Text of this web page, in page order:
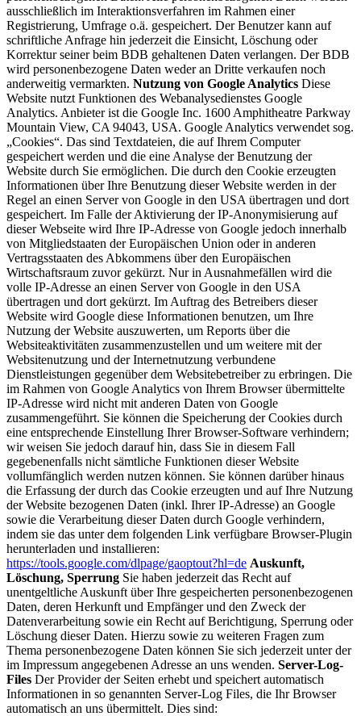
ausschließlich im Interaktionsverfahren im Rahmen einer
Registrierung, Umfrage o.ä. gespeichert. Der Benutzer kann auf
schriftliche Anfrage hin jederzeit die Einsicht, Löschung oder
Korrektur seiner beim BDB gehaltenen Daten verlangen. Der BDB
wird personenbezogene Daten weder an Dritte verkaufen noch
anderweitig vermarkten. Nutzung von Google Analytics Diese
Website nutzt Funktionen des Webanalysedienstes Google
Analytics. Anbieter ist die Google Inc. 1600 Amphitheatre Parkway
Mountain View, CA 94043, USA. Google Analytics verwendet sog.
„Cookies“. Das sind Textdateien, die auf Ihrem Computer
gespeichert werden und die eine Analyse der Benutzung der
Website durch Sie ermöglichen. Die durch den Cookie erzeugten
Informationen über Ihre Benutzung dieser Website werden in der
Regel an einen Server von Google in den USA übertragen und dort
gespeichert. Im Falle der Aktivierung der IP-Anonymisierung auf
dieser Webseite wird Ihre IP-Adresse von Google jedoch innerhalb
von Mitgliedstaaten der Europäischen Union oder in anderen
Vertragsstaaten des Abkommens über den Europäischen
Wirtschaftsraum zuvor gekürzt. Nur in Ausnahmefällen wird die
volle IP-Adresse an einen Server von Google in den USA
übertragen und dort gekürzt. Im Auftrag des Betreibers dieser
Website wird Google diese Informationen benutzen, um Ihre
Nutzung der Website auszuwerten, um Reports über die
Websiteaktivitäten zusammenzustellen und um weitere mit der
Websitenutzung und der Internetnutzung verbundene
Dienstleistungen gegenüber dem Websitebetreiber zu erbringen. Die
im Rahmen von Google Analytics von Ihrem Browser übermittelte
IP-Adresse wird nicht mit anderen Daten von Google
zusammengeführt. Sie können die Speicherung der Cookies durch
eine entsprechende Einstellung Ihrer Browser-Software verhindern;
wir weisen Sie jedoch darauf hin, dass Sie in diesem Fall
gegebenenfalls nicht sämtliche Funktionen dieser Website
vollumfänglich werden nutzen können. Sie können darüber hinaus
die Erfassung der durch das Cookie erzeugten und auf Ihre Nutzung
der Website bezogenen Daten (inkl. Ihrer IP-Adresse) an Google
sowie die Verarbeitung dieser Daten durch Google verhindern,
indem sie das unter dem folgenden Link verfügbare Browser-Plugin
herunterladen und installieren:
https://tools.google.com/dlpage/gaoptout?hl=de Auskunft,
Löschung, Sperrung Sie haben jederzeit das Recht auf
unentgeltliche Auskunft über Ihre gespeicherten personenbezogenen
Daten, deren Herkunft und Empfänger und den Zweck der
Datenverarbeitung sowie ein Recht auf Berichtigung, Sperrung oder
Löschung dieser Daten. Hierzu sowie zu weiteren Fragen zum
Thema personenbezogene Daten können Sie sich jederzeit unter der
im Impressum angegebenen Adresse an uns wenden. Server-Log-
Files Der Provider der Seiten erhebt und speichert automatisch
Informationen in so genannten Server-Log Files, die Ihr Browser
automatisch an uns übermittelt. Dies sind: